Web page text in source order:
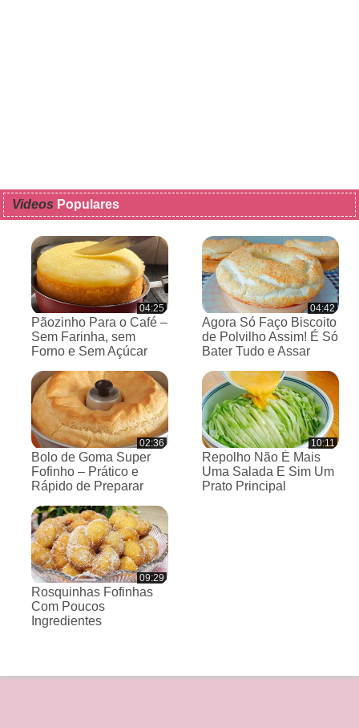
Videos Populares
04:25
Pãozinho Para o Café –
Sem Farinha, sem
Forno e Sem Açúcar
04:42
Agora Só Faço Biscoito
de Polvilho Assim! É Só
Bater Tudo e Assar
02:36
Bolo de Goma Super
Fofinho – Prático e
Rápido de Preparar
10:11
Repolho Não É Mais
Uma Salada E Sim Um
Prato Principal
09:29
Rosquinhas Fofinhas
Com Poucos
Ingredientes